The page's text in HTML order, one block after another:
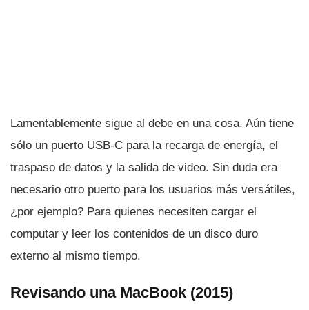
Lamentablemente sigue al debe en una cosa. Aún tiene
sólo un puerto USB-C para la recarga de energí­a, el
traspaso de datos y la salida de video. Sin duda era
necesario otro puerto para los usuarios más versátiles,
¿por ejemplo? Para quienes necesiten cargar el
computar y leer los contenidos de un disco duro
externo al mismo tiempo.
Revisando una MacBook (2015)